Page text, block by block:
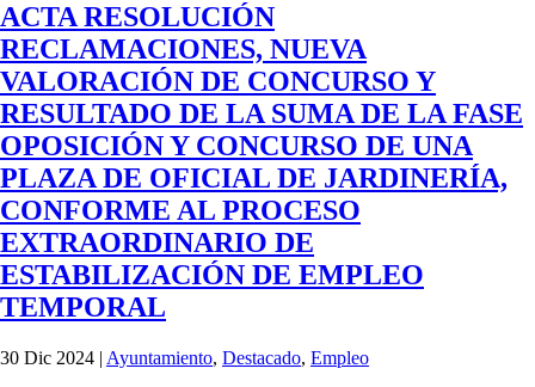
ACTA RESOLUCIÓN
RECLAMACIONES, NUEVA
VALORACIÓN DE CONCURSO Y
RESULTADO DE LA SUMA DE LA FASE
OPOSICIÓN Y CONCURSO DE UNA
PLAZA DE OFICIAL DE JARDINERÍA,
CONFORME AL PROCESO
EXTRAORDINARIO DE
ESTABILIZACIÓN DE EMPLEO
TEMPORAL
30 Dic 2024 | Ayuntamiento, Destacado, Empleo